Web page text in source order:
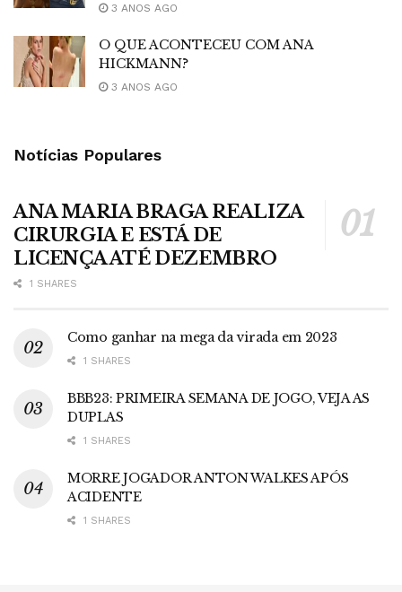
3 ANOS AGO
O QUE ACONTECEU COM ANA
HICKMANN?
3 ANOS AGO
Notícias Populares
ANA MARIA BRAGA REALIZA
CIRURGIA E ESTÁ DE
LICENÇA ATÉ DEZEMBRO
1 SHARES
Como ganhar na mega da virada em 2023
1 SHARES
BBB23: PRIMEIRA SEMANA DE JOGO, VEJA AS
DUPLAS
1 SHARES
MORRE JOGADOR ANTON WALKES APÓS
ACIDENTE
1 SHARES